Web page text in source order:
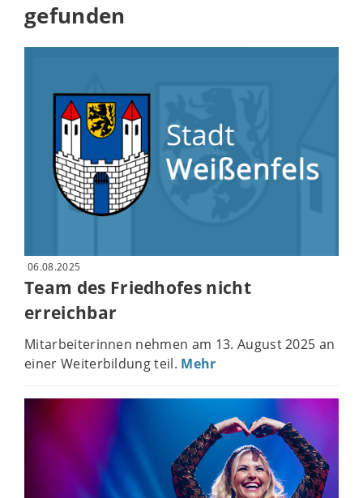
gefunden
06.08.2025
Team des Friedhofes nicht
erreichbar
Mitarbeiterinnen nehmen am 13. August 2025 an
einer Weiterbildung teil. Mehr